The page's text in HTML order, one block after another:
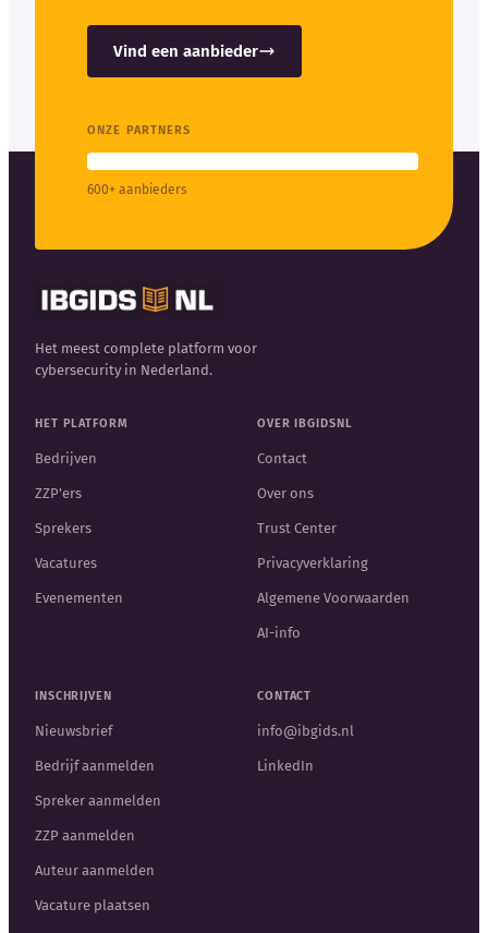
Vind een aanbieder
ONZE PARTNERS
600+ aanbieders
Het meest complete platform voor
cybersecurity in Nederland.
HET PLATFORM
Bedrijven
ZZP'ers
Sprekers
Vacatures
Evenementen
OVER IBGIDSNL
Contact
Over ons
Trust Center
Privacyverklaring
Algemene Voorwaarden
AI-info
INSCHRIJVEN
Nieuwsbrief
Bedrijf aanmelden
Spreker aanmelden
ZZP aanmelden
Auteur aanmelden
Vacature plaatsen
CONTACT
info@ibgids.nl
LinkedIn